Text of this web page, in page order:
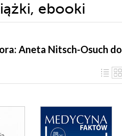
ebooki
Aneta Nitsch-Osuch